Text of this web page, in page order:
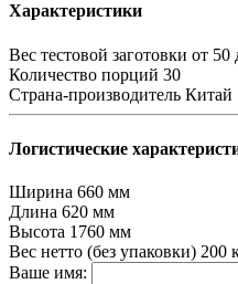
Характеристики
Вес тестовой заготовки от 50
Количество порций 30
Страна-производитель Китай
Логистические
Ширина 660 мм
Длина 620 мм
Высота 1760 мм
Вес нетто (без упаковки) 200
Ваше имя: